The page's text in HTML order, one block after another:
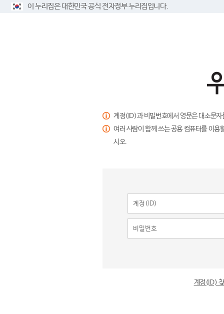
이 누리집은 대한민국 공식 전자정부 누리집입니다.
계정(ID)과 비밀번호에서 영문은 대소문
여러 사람이 함께 쓰는 공용 컴퓨터를 이
시오.
계정(ID)